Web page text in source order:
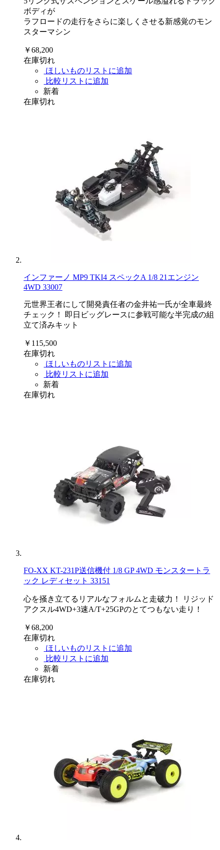
ボディが
ラフロードの走行をさらに楽しくさせる新感覚のモン
スターマシン
￥68,200
在庫切れ
ほしいものリストに追加
比較リストに追加
新着
在庫切れ
インファーノ MP9 TKI4 スペックA 1/8 21エンジン
4WD 33007
元世界王者にして開発責任者の金井祐一氏が全車最終
チェック！ 即日ビッグレースに参戦可能な半完成の組
立て済みキット
￥115,500
在庫切れ
ほしいものリストに追加
比較リストに追加
新着
在庫切れ
FO-XX KT-231P送信機付 1/8 GP 4WD モンスタートラ
ック レディセット 33151
心を掻き立てるリアルなフォルムと走破力！ リジッド
アクスル4WD+3速A/T+25GPのとてつもない走り！
￥68,200
在庫切れ
ほしいものリストに追加
比較リストに追加
新着
在庫切れ